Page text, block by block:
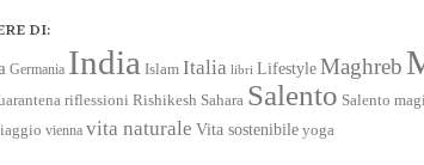
DI:
Germania India Islam Italia libri Lifestyle Maghreb
riflessioni Rishikesh Sahara Salento Salento
vienna vita naturale Vita sostenibile yoga